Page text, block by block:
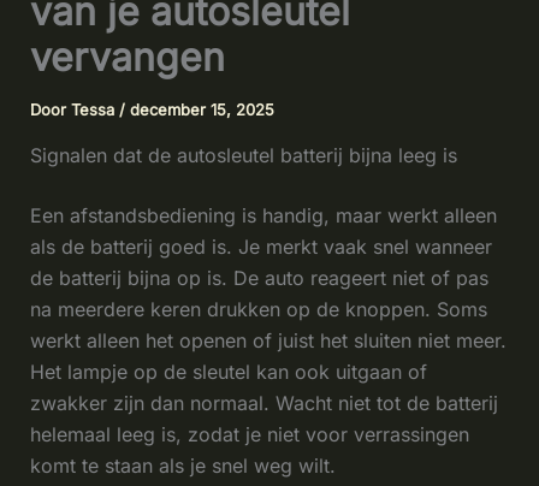
van je autosleutel
vervangen
DoorTessa / december 15, 2025
Signalen dat de autosleutel batterij bijna leeg is
Een afstandsbediening is handig, maar werkt alleen
als de batterij goed is. Je merkt vaak snel wanneer
de batterij bijna op is. De auto reageert niet of pas
na meerdere keren drukken op de knoppen. Soms
werkt alleen het openen of juist het sluiten niet meer.
Het lampje op de sleutel kan ook uitgaan of
zwakker zijn dan normaal. Wacht niet tot de batterij
helemaal leeg is, zodat je niet voor verrassingen
komt te staan als je snel weg wilt.